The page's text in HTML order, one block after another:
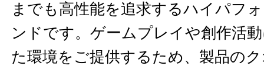
までも高性能を追求するハイパフ
ンドです。ゲームプレイや創作活
た環境をご提供するため、製品の